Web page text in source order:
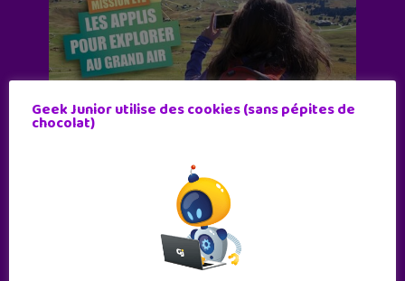
Geek Junior utilise des cookies (sans pépites de
chocolat)